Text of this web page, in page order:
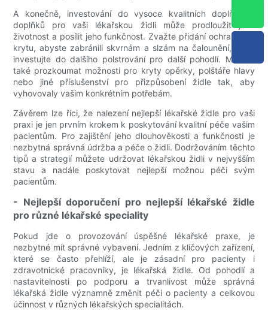
A konečně, investování do vysoce kvalitních doplňků a
doplňků pro vaši lékařskou židli může prodloužit jeho
životnost a posílit jeho funkčnost. Zvažte přidání ochranného
krytu, abyste zabránili skvrnám a slzám na čalounění, nebo
investujte do dalšího polstrování pro další pohodlí. Můžete
také prozkoumat možnosti pro kryty opěrky, polštáře hlavy
nebo jiné příslušenství pro přizpůsobení židle tak, aby
vyhovovaly vašim konkrétním potřebám.
Závěrem lze říci, že nalezení nejlepší lékařské židle pro vaši
praxi je jen prvním krokem k poskytování kvalitní péče vašim
pacientům. Pro zajištění jeho dlouhověkosti a funkčnosti je
nezbytná správná údržba a péče o židli. Dodržováním těchto
tipů a strategií můžete udržovat lékařskou židli v nejvyšším
stavu a nadále poskytovat nejlepší možnou péči svým
pacientům.
- Nejlepší doporučení pro nejlepší lékařské židle
pro různé lékařské speciality
Pokud jde o provozování úspěšné lékařské praxe, je
nezbytné mít správné vybavení. Jedním z klíčových zařízení,
které se často přehlíží, ale je zásadní pro pacienty i
zdravotnické pracovníky, je lékařská židle. Od pohodlí a
nastavitelnosti po podporu a trvanlivost může správná
lékařská židle významně změnit péči o pacienty a celkovou
účinnost v různých lékařských specialitách.